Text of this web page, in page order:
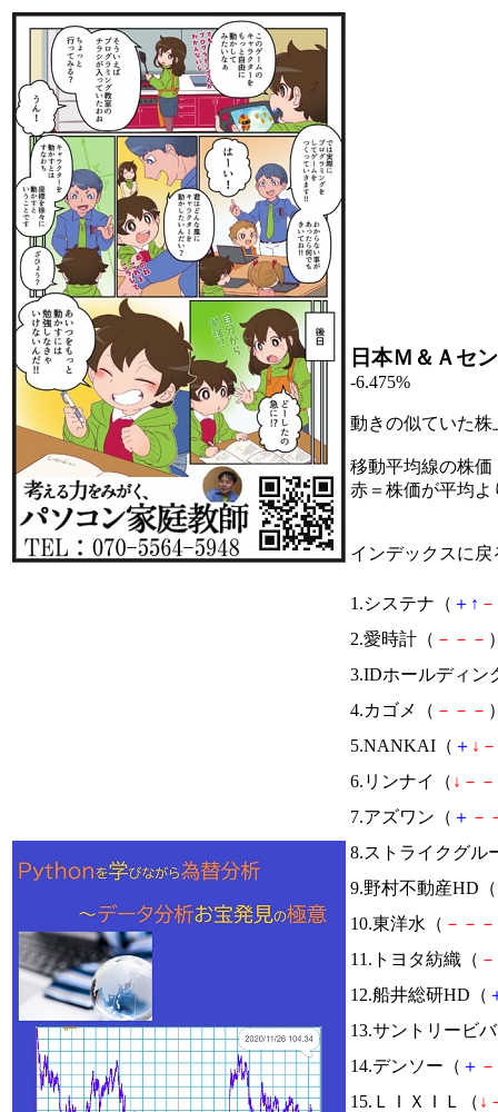
日本Ｍ＆Ａセ
-6.475%
動きの似ていた
移動平均線の株価
赤＝株価が平均
インデックスに戻
1.システナ（ ＋ ↑ －
2.愛時計（ － － －
3.IDホールディン
4.カゴメ（ － － －
5.NANKAI（ ＋ ↓ －
6.リンナイ（ ↓ － －
7.アズワン（ ＋ －
8.ストライクグル
9.野村不動産HD（
10.東洋水（ － － －
11.トヨタ紡織（ －
12.船井総研HD（
13.サントリービ
14.デンソー（ ＋ －
15.ＬＩＸＩＬ（ ↓